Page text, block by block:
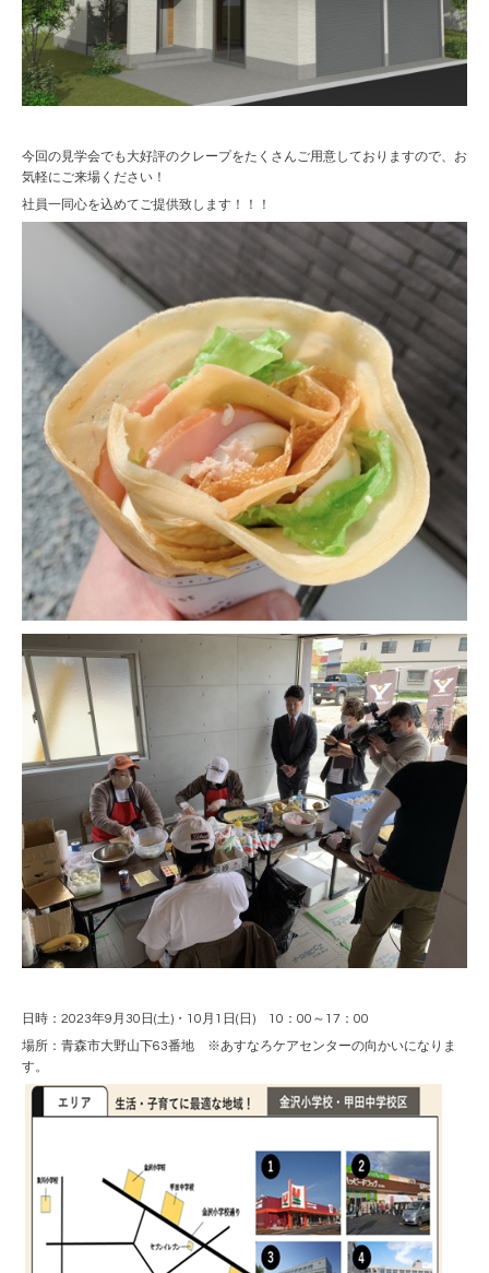
今回の見学会でも大好評のクレープをたくさんご用意しておりますので、お
気軽にご来場ください！
社員一同心を込めてご提供致します！！！
日時：2023年9月30日(土)・10月1日(日) 10：00～17：00
場所：青森市大野山下63番地 ※あすなろケアセンターの向かいになりま
す。